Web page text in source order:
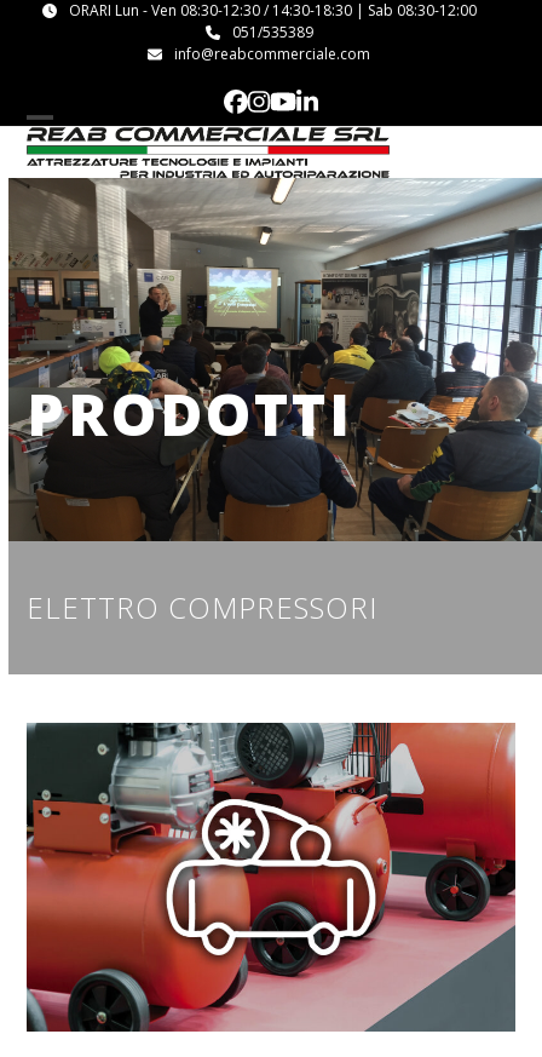
ORARI Lun - Ven 08:30-12:30 / 14:30-18:30 | Sab 08:30-12:00
051/535389
info@reabcommerciale.com
Facebook
Instagram
YouTube
LinkedIn
Open
mobile
menu
Close
mobile
menu
PRODOTTI
ELETTRO COMPRESSORI